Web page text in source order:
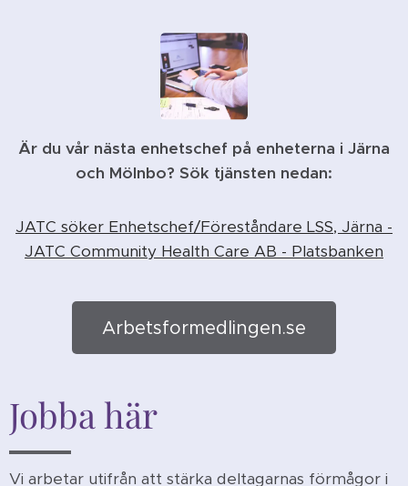
Är du vår nästa enhetschef på enheterna i Järna
och Mölnbo? Sök tjänsten nedan:
JATC söker Enhetschef/Föreståndare LSS, Järna -
JATC Community Health Care AB - Platsbanken
Arbetsformedlingen.se
Jobba här
Vi arbetar utifrån att stärka deltagarnas förmågor i